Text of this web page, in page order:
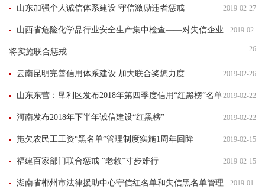
山东加强个人诚信体系建设 守信激励违者惩戒 2019-02-27
山西省危险化学品行业安全生产集中检查——对失信企业
将实施联合惩戒
2019-02-
26
云南昆明完善信用体系建设 加大联合奖惩力度 2019-02-26
山东东营：垦利区发布2018年第四季度信用“红黑榜”名单2019-02-22
河南发布2018年下半年诚信建设“红黑榜” 2019-02-22
拖欠农民工工资“黑名单”管理制度实施1周年回眸 2019-02-15
福建百家部门联合惩戒 “老赖”寸步难行 2019-02-15
湖南省郴州市法律援助中心守信红名单和失信黑名单管理 2019-01-